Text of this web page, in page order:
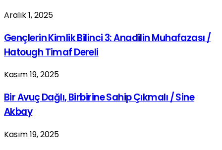
Aralık 1, 2025
Gençlerin Kimlik Bilinci 3: Anadilin Muhafazası /
Hatough Timaf Dereli
Kasım 19, 2025
Bir Avuç Dağlı, Birbirine Sahip Çıkmalı / Sine
Akbay
Kasım 19, 2025